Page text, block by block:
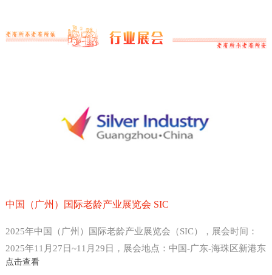
中国（广州）国际老龄产业展览会 SIC
2025年中国（广州）国际老龄产业展览会（SIC），展会时间：
2025年11月27日~11月29日，展会地点：中国-广东-海珠区新港东
路1000号-广州保利世贸博览馆，主办方：中国老龄产业协会 、
点击查看